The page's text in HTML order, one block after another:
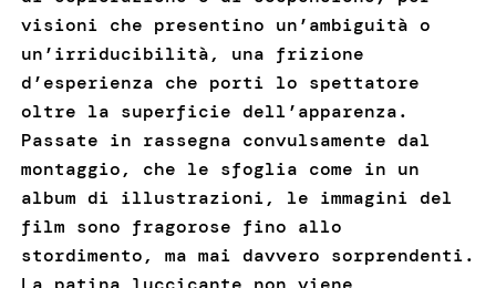
visioni che presentino un’ambiguità o
un’irriducibilità, una frizione
d’esperienza che porti lo spettatore
oltre la superficie dell’apparenza.
Passate in rassegna convulsamente dal
montaggio, che le sfoglia come in un
album di illustrazioni, le immagini del
film sono fragorose fino allo
stordimento, ma mai davvero sorprendenti.